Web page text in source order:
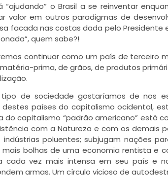
“ajudando” o Brasil a se reinventar
valor em outros paradigmas de
facada nas costas dada pelo Presidente
quem sabe?!
continuar como um país de terceiro
prima, de grãos, de produtos
de sociedade gostaríamos de nos
destes países do capitalismo ocidental,
capitalismo “padrão americano” está
com a Natureza e com os demais
poluentes; subjugam nações
bolhas de uma economia rentista e
cada vez mais intensa em seu país e
armas. Um círculo vicioso de